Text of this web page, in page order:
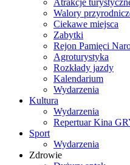
Walory
Ciekawe miejsca
Zabytki
Rejon Pamięci
Agroturystyka
Rozkłady jazdy
Kalendarium
Wydarzenia
Kultura
Wydarzenia
Repertuar Kina
Sport
Wydarzenia
Zdrowie